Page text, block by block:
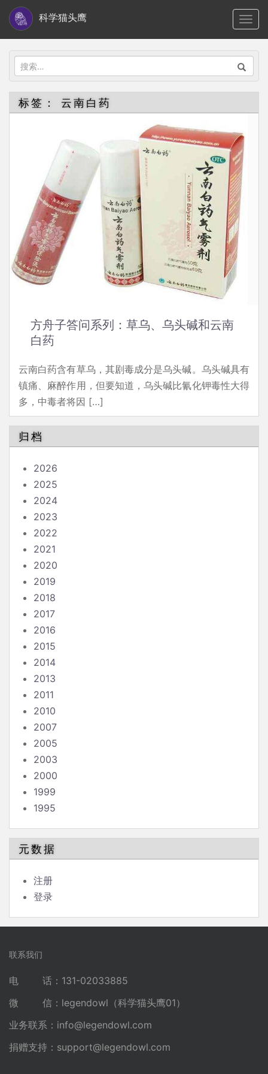
i
科学猫头鹰
搜
索：
标签： 云南白药
方舟子答问系列：草乌、乌头碱和云南
白药
云南白药含有草乌，其剧毒成分是乌头碱。乌头碱具有
镇痛、麻醉作用，但要知道，乌头碱比氰化钾毒性大得
多，中毒者将因 […]
归档
2026
2025
2024
2023
2022
2021
2020
2019
2018
2017
2016
2015
2014
2013
2011
2010
2007
2005
2003
2000
1999
1995
元数据
注册
登录
联系我们
电 话：131-02033885
微 信：legendowl（科学猫头鹰01）
业务联系： info@legendowl.com
捐赠支持： support@legendowl.com